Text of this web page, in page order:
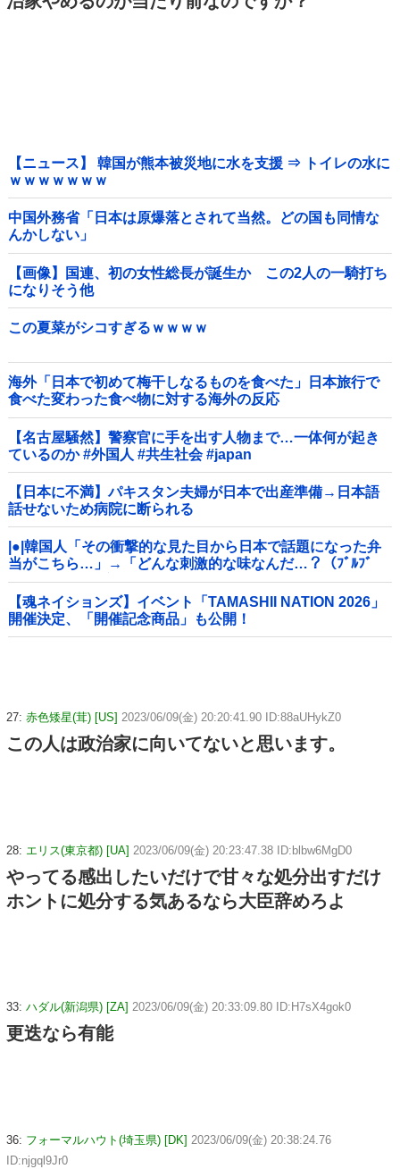
【ニュース】 韓国が熊本被災地に水を支援 ⇒ トイレの水に
ｗｗｗｗｗｗｗ
中国外務省「日本は原爆落とされて当然。どの国も同情な
んかしない」
【画像】国連、初の女性総長が誕生か この2人の一騎打ち
になりそう他
この夏菜がシコすぎるｗｗｗｗ
海外「日本で初めて梅干しなるものを食べた」日本旅行で
食べた変わった食べ物に対する海外の反応
【名古屋騒然】警察官に手を出す人物まで…一体何が起き
ているのか #外国人 #共生社会 #japan
【日本に不満】パキスタン夫婦が日本で出産準備→日本語
話せないため病院に断られる
|●|韓国人「その衝撃的な見た目から日本で話題になった弁
当がこちら…」→「どんな刺激的な味なんだ…？（ﾌﾞﾙﾌﾞ
ﾙ」＝韓国の反応
【魂ネイションズ】イベント「TAMASHII NATION 2026」
開催決定、「開催記念商品」も公開！
27: 赤色矮星(茸) [US] 2023/06/09(金) 20:20:41.90 ID:88aUHykZ0
この人は政治家に向いてないと思います。
28: エリス(東京都) [UA] 2023/06/09(金) 20:23:47.38 ID:blbw6MgD0
やってる感出したいだけで甘々な処分出すだけ
ホントに処分する気あるなら大臣辞めろよ
33: ハダル(新潟県) [ZA] 2023/06/09(金) 20:33:09.80 ID:H7sX4gok0
更迭なら有能
36: フォーマルハウト(埼玉県) [DK] 2023/06/09(金) 20:38:24.76
ID:njgql9Jr0